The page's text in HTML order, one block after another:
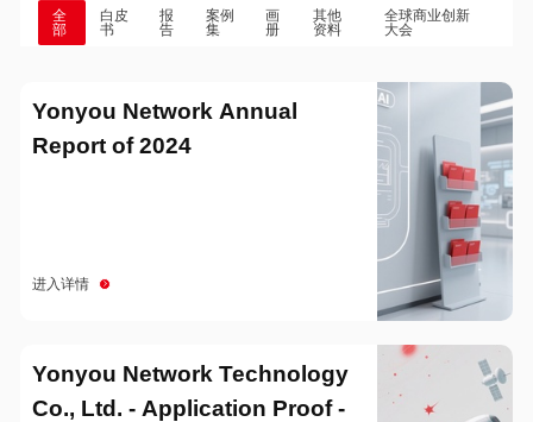
全
部
白皮
书
报
告
案例
集
画
册
其他
资料
全球商业创新
大会
Yonyou Network Annual
Report of 2024
进入详情
Yonyou Network Technology
Co., Ltd. - Application Proof -